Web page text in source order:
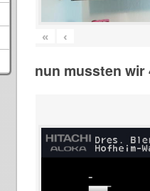
« ‹
nun mussten wir